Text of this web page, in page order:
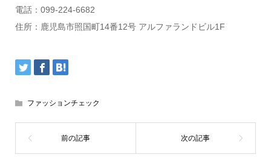
電話：099-224-6682
住所：鹿児島市照国町14番12号 アルファランドビル1F
ファッションチェック